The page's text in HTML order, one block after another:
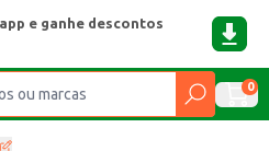
e ganhe descontos
0